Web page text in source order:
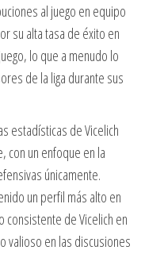
al juego en equipo
su alta tasa de éxito en
lo que a menudo lo
de la liga durante sus
estadísticas de Vicelich
con un enfoque en la
únicamente.
un perfil más alto en
consistente de Vicelich en
valioso en las discusiones